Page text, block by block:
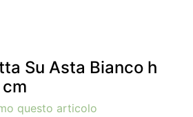
Su Asta Bianco h
questo articolo